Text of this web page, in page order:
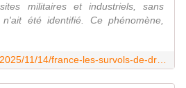
militaires et industriels, sans
été identifié. Ce phénomène,